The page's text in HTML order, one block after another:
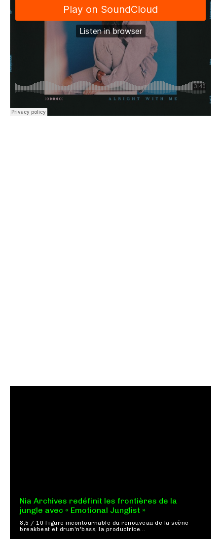
Nia Archives redéfinit les frontières de la
jungle avec « Emotional Junglist »
8,5 / 10 Figure incontournable du renouveau de la scène
breakbeat et drum'n'bass, la productrice...